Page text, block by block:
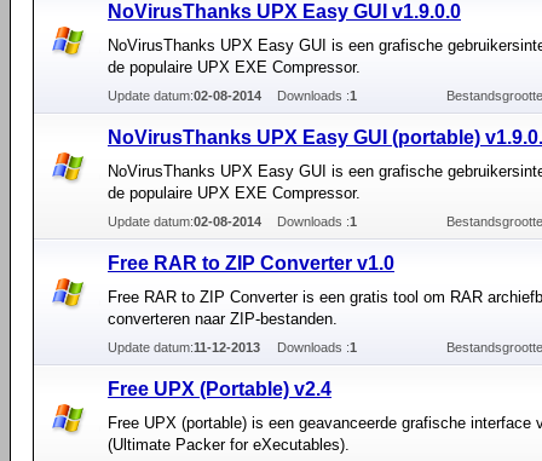
NoVirusThanks UPX Easy GUI v1.9.0.0
NoVirusThanks UPX Easy GUI is een grafische
de populaire UPX EXE Compressor.
Update datum:02-08-2014 Downloads :1
NoVirusThanks UPX Easy GUI (portable)
NoVirusThanks UPX Easy GUI is een grafische
de populaire UPX EXE Compressor.
Update datum:02-08-2014 Downloads :1
Free RAR to ZIP Converter v1.0
Free RAR to ZIP Converter is een gratis tool om RAR
converteren naar ZIP-bestanden.
Update datum:11-12-2013 Downloads :1
Free UPX (Portable) v2.4
Free UPX (portable) is een geavanceerde grafische interface
(Ultimate Packer for eXecutables).